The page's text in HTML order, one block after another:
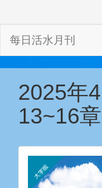
每日活水月刊
2025年
13~16